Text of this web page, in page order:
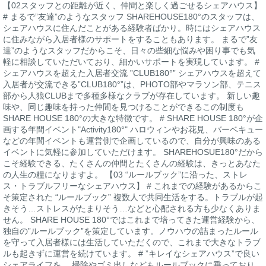
【02スタッフとの距離が近く、仲間と楽しく過ごせるシェアハウス】
# まるで”友達”のようなスタッフ SHAREHOUSE180°のスタッフは、
シェアハウスに住んだことがある経験者ばかり。時にはシェアハウス
に住みながら入居者様のサポートをすることもあります。 まるで”友
達”のようなスタッフだからこそ、日々の些細な悩みや困り事でも気
軽に相談していただいており、細かいサポートを実現しています。 #
シェアハウスを超えた入居者交流 ”CLUB180°” シェアハウスを超えて
入居者が交流できる”CLUB180°”は、PHOTO部やマラソン部、テニス
部から人狼CLUBまで多種多様なクラブが存在しています。 新しい趣
味や、同じ趣味を持った仲間を見つけることができるこの制度も
SHARE HOUSE 180°の大きな特徴です。 # SHARE HOUSE 180°が企
画する年間イベント"Activity180°" ハロウィンやお花見、バーベキュー
などの年間イベントも運営側で企画しているので、自分が興味のある
イベントに気軽に参加していただけます。 SHAREHOSUE180°だから
こそ経験できる、たくさんの仲間とたくさんの経験は、きっとあなた
の人生の糧になりますよ。 【03 “ルールブック”に沿った、ストレ
ス・トラブルフリーなシェアハウス】 # これまでの経験があるからこ
そ策定された “ルールブック” 複数人で共同生活をする。トラブルが起
きそう…ストレスがたまりそう…などと心配される方も少なくありま
せん。 SHARE HOUSE 180°ではこれまで培ってきた運営経験から、
独自の”ルールブック”を策定しています。ノウハウの詰まったルール
を守って入居者様には生活していただくので、これまで大きなトラブ
ルも起きずに運営を続けています。 # ”キレイなシェアハウス”で良い